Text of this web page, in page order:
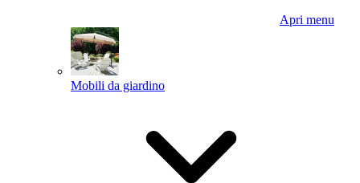
Apri menu
Mobili da giardino